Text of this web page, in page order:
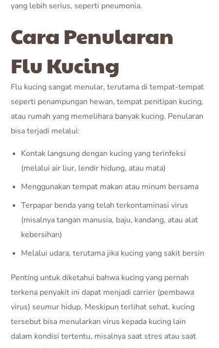
yang lebih serius, seperti pneumonia.
Cara Penularan
Flu Kucing
Flu kucing sangat menular, terutama di tempat-tempat
seperti penampungan hewan, tempat penitipan kucing,
atau rumah yang memelihara banyak kucing. Penularan
bisa terjadi melalui:
Kontak langsung dengan kucing yang terinfeksi
(melalui air liur, lendir hidung, atau mata)
Menggunakan tempat makan atau minum bersama
Terpapar benda yang telah terkontaminasi virus
(misalnya tangan manusia, baju, kandang, atau alat
kebersihan)
Melalui udara, terutama jika kucing yang sakit bersin
Penting untuk diketahui bahwa kucing yang pernah
terkena penyakit ini dapat menjadi carrier (pembawa
virus) seumur hidup. Meskipun terlihat sehat, kucing
tersebut bisa menularkan virus kepada kucing lain
dalam kondisi tertentu, misalnya saat stres atau saat